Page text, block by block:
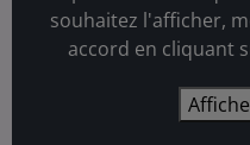
souhaitez l'afficher,
accord en cliquant